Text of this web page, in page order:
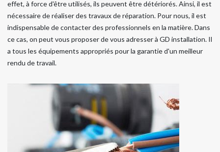
effet, à force d'être utilisés, ils peuvent être détériorés. Ainsi, il est
nécessaire de réaliser des travaux de réparation. Pour nous, il est
indispensable de contacter des professionnels en la matière. Dans
ce cas, on peut vous proposer de vous adresser à GD installation. Il
a tous les équipements appropriés pour la garantie d'un meilleur
rendu de travail.